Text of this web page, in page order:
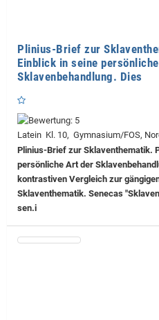
Plinius-Brief zur
Einblick in seine
Sklavenbehandlung. Dies
Latein Kl. 10, Gymnasium/FOS,
Plinius-Brief zur Sklaventhematik.
persönliche Art der
kontrastiven Vergleich zur
Sklaventhematik. Senecas
sen.i